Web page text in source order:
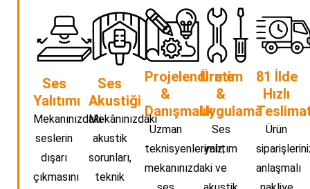
Ses
Yalıtımı
Mekanınızdaki
seslerin
dışarı
çıkmasını
Ses
Akustiği
Mekânınızdaki
akustik
sorunları,
teknik
Projelendirme
&
Danışmalık
Uzman
teknisyenlerimiz,
mekanınızdaki
Üretim
&
Uygulama
Ses
yalıtım
ve
81 İlde
Hızlı
Ürün
anlaşmalı